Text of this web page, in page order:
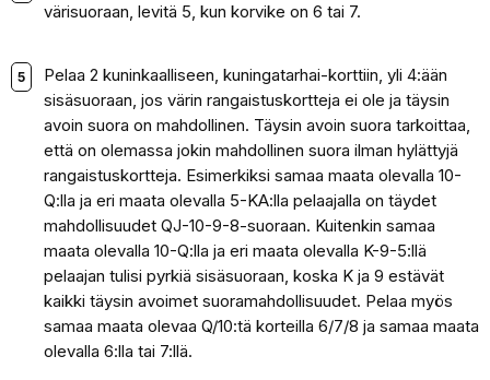
värisuoraan, levitä 5, kun korvike on 6 tai 7.
Pelaa 2 kuninkaalliseen, kuningatarhai-korttiin, yli 4:ään
sisäsuoraan, jos värin rangaistuskortteja ei ole ja täysin
avoin suora on mahdollinen. Täysin avoin suora tarkoittaa,
että on olemassa jokin mahdollinen suora ilman hylättyjä
rangaistuskortteja. Esimerkiksi samaa maata olevalla 10-
Q:lla ja eri maata olevalla 5-KA:lla pelaajalla on täydet
mahdollisuudet QJ-10-9-8-suoraan. Kuitenkin samaa
maata olevalla 10-Q:lla ja eri maata olevalla K-9-5:llä
pelaajan tulisi pyrkiä sisäsuoraan, koska K ja 9 estävät
kaikki täysin avoimet suoramahdollisuudet. Pelaa myös
samaa maata olevaa Q/10:tä korteilla 6/7/8 ja samaa maata
olevalla 6:lla tai 7:llä.